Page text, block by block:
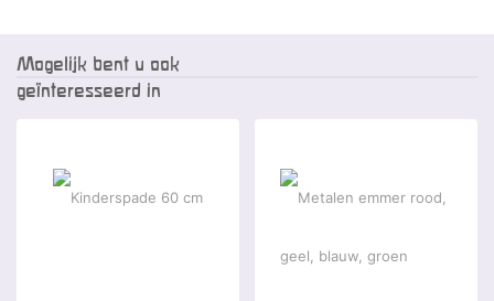
Mogelijk bent u ook
geïnteresseerd in